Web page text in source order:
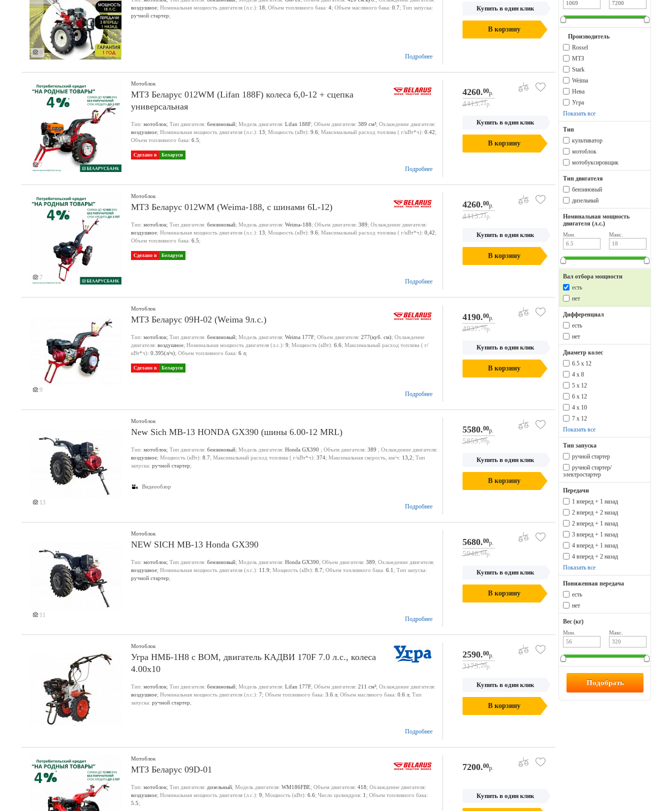
6
воздушное; Номинальная мощность двигателя (л.с.): 18; Объем топливного бака: 4; Объем масляного бака: 0.7; Тип запуска:
ручной стартер;
Подробнее
Купить в один клик
В корзину
7
Мотоблок
МТЗ Беларус 012WM (Lifan 188F) колеса 6,0-12 + сцепка
универсальная
Тип: мотоблок; Тип двигателя: бензиновый; Модель двигателя: Lifan 188F; Объем двигателя: 389 см³; Охлаждение двигателя:
воздушное; Номинальная мощность двигателя (л.с.): 13; Мощность (кВт): 9.6; Максимальный расход топлива ( г/кВт*ч): 0.42;
Объем топливного бака: 6.5;
Сделано в Беларуси
Подробнее
4260.00р.
4413.21р.
Купить в один клик
В корзину
7
Мотоблок
МТЗ Беларус 012WM (Weima-188, с шинами 6L-12)
Тип: мотоблок; Тип двигателя: бензиновый; Модель двигателя: Weima-188; Объем двигателя: 389; Охлаждение двигателя:
воздушное; Номинальная мощность двигателя (л.с.): 13; Мощность (кВт): 9.6; Максимальный расход топлива ( г/кВт*ч): 0,42;
Объем топливного бака: 6.5;
Сделано в Беларуси
Подробнее
4260.00р.
4413.21р.
Купить в один клик
В корзину
9
Мотоблок
МТЗ Беларус 09Н-02 (Weima 9л.с.)
Тип: мотоблок; Тип двигателя: бензиновый; Модель двигателя: Weima 177F; Объем двигателя: 277(куб. см); Охлаждение
двигателя: воздушное; Номинальная мощность двигателя (л.с.): 9; Мощность (кВт): 6.6; Максимальный расход топлива ( г/
кВт*ч): 0.395(л/ч); Объем топливного бака: 6 л;
Сделано в Беларуси
Подробнее
4190.00р.
4937.76р.
Купить в один клик
В корзину
13
Еще 4 фото
Мотоблок
New Sich MB-13 НONDA GX390 (шины 6.00-12 MRL)
Тип: мотоблок; Тип двигателя: бензиновый; Модель двигателя: Honda GX390 ; Объем двигателя: 389 ; Охлаждение двигателя:
воздушное; Мощность (кВт): 8.7; Максимальный расход топлива ( г/кВт*ч): 374; Максимальная скорость, км/ч: 13,2; Тип
запуска: ручной стартер;
Видеообзор
Подробнее
5580.00р.
5859.99р.
Купить в один клик
В корзину
11
Еще 2 фото
Мотоблок
NEW SICH МВ-13 Ноndа GX390
Тип: мотоблок; Тип двигателя: бензиновый; Модель двигателя: Honda GX390; Объем двигателя: 389; Охлаждение двигателя:
воздушное; Номинальная мощность двигателя (л.с.): 11.9; Мощность (кВт): 8.7; Объем топливного бака: 6.1 ; Тип запуска:
ручной стартер;
Подробнее
5680.00р.
5948.64р.
Купить в один клик
В корзину
Мотоблок
Угра НМБ-1Н8 с ВОМ, двигатель КАДВИ 170F 7.0 л.с., колеса
4.00х10
Тип: мотоблок; Тип двигателя: бензиновый; Модель двигателя: Lifan 177F; Объем двигателя: 211 см³; Охлаждение двигателя:
воздушное; Номинальная мощность двигателя (л.с.): 7; Объем топливного бака: 3.6 л; Объем масляного бака: 0.6 л; Тип
запуска: ручной стартер;
Подробнее
2590.00р.
3175.20р.
Купить в один клик
В корзину
Мотоблок
МТЗ Беларус 09D-01
Тип: мотоблок; Тип двигателя: дизельный; Модель двигателя: WM186FBE; Объем двигателя: 418; Охлаждение двигателя:
воздушное; Номинальная мощность двигателя (л.с.): 9; Мощность (кВт): 6.6; Число цилиндров: 1 ; Объем топливного бака:
5.5;
7200.00р.
Купить в один клик
Производитель
Rossel
МТЗ
Stark
Weima
Нева
Угра
Показать все
Тип
культиватор
мотоблок
мотобуксировщик
Тип двигателя
бензиновый
дизельный
Номинальная мощность
двигателя (л.с.)
Мин. Макс.
Вал отбора мощности
есть
нет
Дифференциал
есть
нет
Диаметр колес
6.5 х 12
4 х 8
5 х 12
6 х 12
4 x 10
7 x 12
Показать все
Тип запуска
ручной стартер
ручной стартер/
электростартер
Передачи
1 вперед + 1 назад
2 вперед + 2 назад
2 вперед + 1 назад
3 вперед + 1 назад
4 вперед + 1 назад
4 вперед + 2 назад
Показать все
Пониженная передача
есть
нет
Вес (кг)
Мин. Макс.